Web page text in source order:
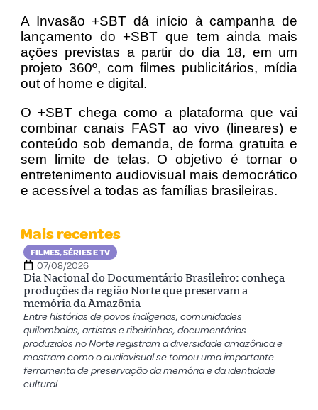
A Invasão +SBT dá início à campanha de
lançamento do +SBT que tem ainda mais
ações previstas a partir do dia 18, em um
projeto 360º, com filmes publicitários, mídia
out of home e digital.
O +SBT chega como a plataforma que vai
combinar canais FAST ao vivo (lineares) e
conteúdo sob demanda, de forma gratuita e
sem limite de telas. O objetivo é tornar o
entretenimento audiovisual mais democrático
e acessível a todas as famílias brasileiras.
Mais recentes
FILMES, SÉRIES E TV
07/08/2026
Dia Nacional do Documentário Brasileiro: conheça
produções da região Norte que preservam a
memória da Amazônia
Entre histórias de povos indígenas, comunidades
quilombolas, artistas e ribeirinhos, documentários
produzidos no Norte registram a diversidade amazônica e
mostram como o audiovisual se tornou uma importante
ferramenta de preservação da memória e da identidade
cultural